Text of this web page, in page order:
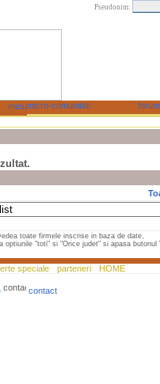
Pseudonim:
toate firmele inscrise in baza de date,
"toti" si "Orice judet" si apasa butonul
speciale parteneri HOME
contact